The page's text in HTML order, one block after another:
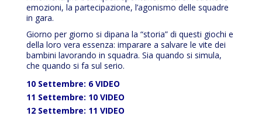
emozioni, la partecipazione, l’agonismo delle squadre
in gara.
Giorno per giorno si dipana la “storia” di questi giochi e
della loro vera essenza: imparare a salvare le vite dei
bambini lavorando in squadra. Sia quando si simula,
che quando si fa sul serio.
10 Settembre: 6 VIDEO
11 Settembre: 10 VIDEO
12 Settembre: 11 VIDEO